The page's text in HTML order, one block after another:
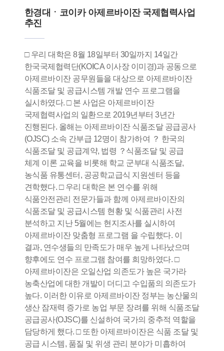
한경대ㆍ코이카 아제르바이잔 국제협력사업
추진
□ 우리 대학은 8월 18일부터 30일까지 14일간
한국국제협력단(KOICA 이사장 이미경)과 공동으로
아제르바이잔 공무원들을 대상으로 아제르바이잔
식품조달 및 공급시스템 개발 연수 프로그램을
실시하였다. □ 본 사업은 아제르바이잔
국제협력사업의 일환으로 2019년부터 3년간
진행된다. 올해는 아제르바이잔 식품조달 공급공사
(OJSC) 소속 간부급 12명이 참가하여 ？ 한국의
식품조달 및 공급계약, 법령 ？식품조달 및 공급
체계 이론 교육을 비롯해 학교 군부대 식품조달,
농식품 유통센터, 공공학교급식 지원센터 등을
견학했다. □ 우리 대학은 본 연수를 위해
식품안전관리 전문가들과 함께 아제르바이잔의
식품조달 및 공급시스템 현황 및 식품관리 사전
분석하고 지난 5월에는 현지조사를 실시하여
아제르바이잔 맞춤형 프로그램 을 수립했다. 이
결과, 연수생들의 만족도가 매우 높게 나타났으며
향후에도 연수 프로그램 참여를 희망하였다. □
아제르바이잔은 오일산업 의존도가 높은 국가라
농축산업에 대한 개발이 더디고 수입품의 의존도가
높다. 이러한 이유로 아제르바이잔 정부는 농산물의
생산 잠재력 증가로 농업 부문 장려를 위해 식품조달
공급공사(OJSC)를 신설하여 국가의 중추적 역할을
담당하게 했다. □ 또한 아제르바이잔은 식품 조달 및
공급 시스템, 품질 및 위생 관리 분야가 미흡하여